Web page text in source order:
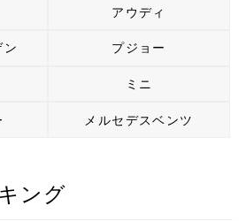
アウディ
ン プジョー
ミニ
メルセデスベンツ
ング